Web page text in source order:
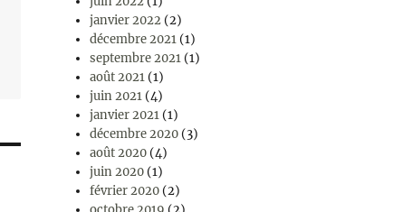
janvier 2022 (2)
décembre 2021 (1)
septembre 2021 (1)
août 2021 (1)
juin 2021 (4)
janvier 2021 (1)
décembre 2020 (3)
août 2020 (4)
juin 2020 (1)
février 2020 (2)